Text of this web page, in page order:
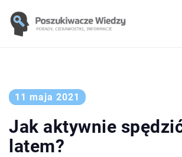
11 maja 2021
Jak aktywnie
latem?